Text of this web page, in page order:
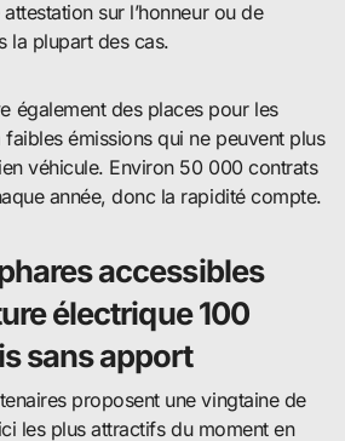
sur l’honneur ou de
la plupart des cas.
également des places pour les
émissions qui ne peuvent plus
véhicule. Environ 50 000 contrats
année, donc la rapidité compte.
accessibles
électrique 100
sans apport
proposent une vingtaine de
les plus attractifs du moment en